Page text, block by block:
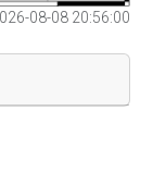
08-08 20:56:00